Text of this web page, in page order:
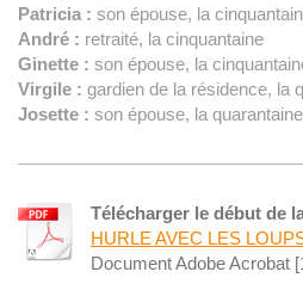
Patricia : son épouse, la
André : retraité, la cinquantaine
Ginette : son épouse, la
Virgile : gardien de la résidence, la
Josette : son épouse, la quarantaine
Télécharger le début de
HURLE AVEC LES
Document Adobe Acrobat